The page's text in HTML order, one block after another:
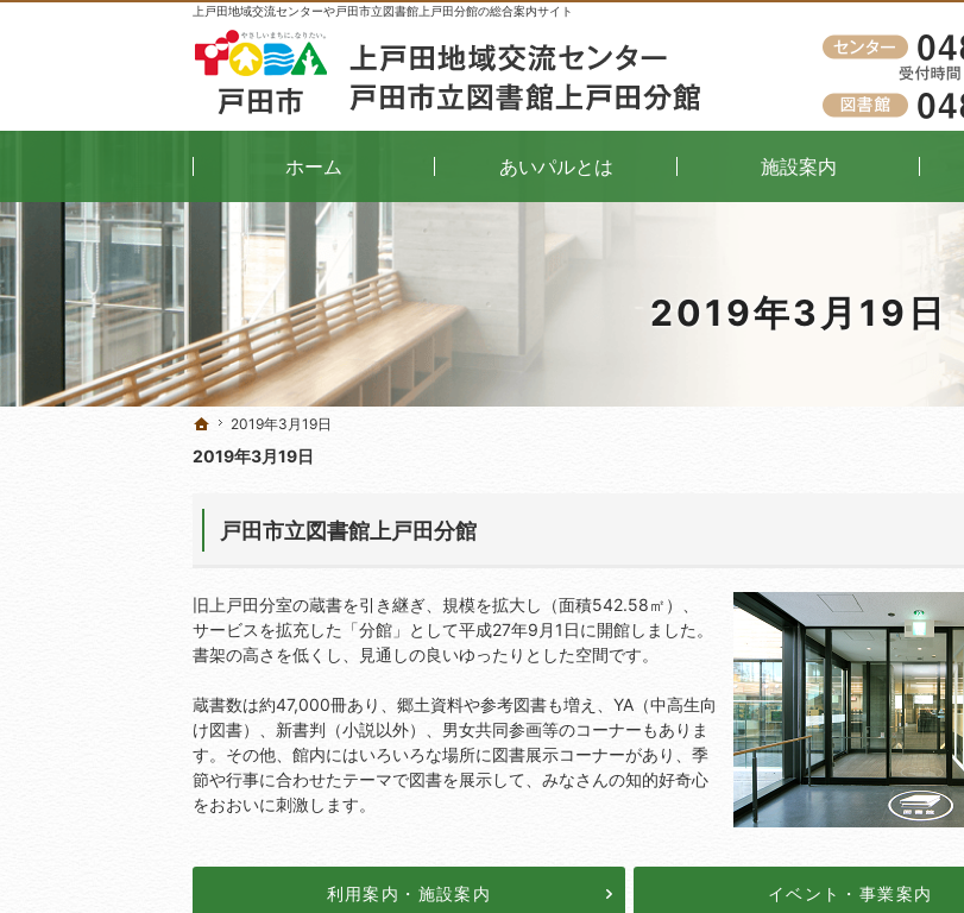
2019年3月19日
上戸田地域交流センターや戸田市立図書館上戸田分館の総合案内サイト
ホーム
2019年3月19日
2019年3月19日
戸田市立図書館上戸田分館
旧上戸田分室の蔵書を引き継ぎ、規模を拡大し（面積542.58㎡）、
サービスを拡充した「分館」として平成27年9月1日に開館しました。
書架の高さを低くし、見通しの良いゆったりとした空間です。
蔵書数は約47,000冊あり、郷土資料や参考図書も増え、YA（中高生向
け図書）、新書判（小説以外）、男女共同参画等のコーナーもありま
す。その他、館内にはいろいろな場所に図書展示コーナーがあり、季
節や行事に合わせたテーマで図書を展示して、みなさんの知的好奇心
をおおいに刺激します。
利用案内・施設案内 イベント・事業案内
ホーム
2019年3月19日
受付時間
午前9時～午後8時（窓口）
ホーム あいパルとは 施設案内